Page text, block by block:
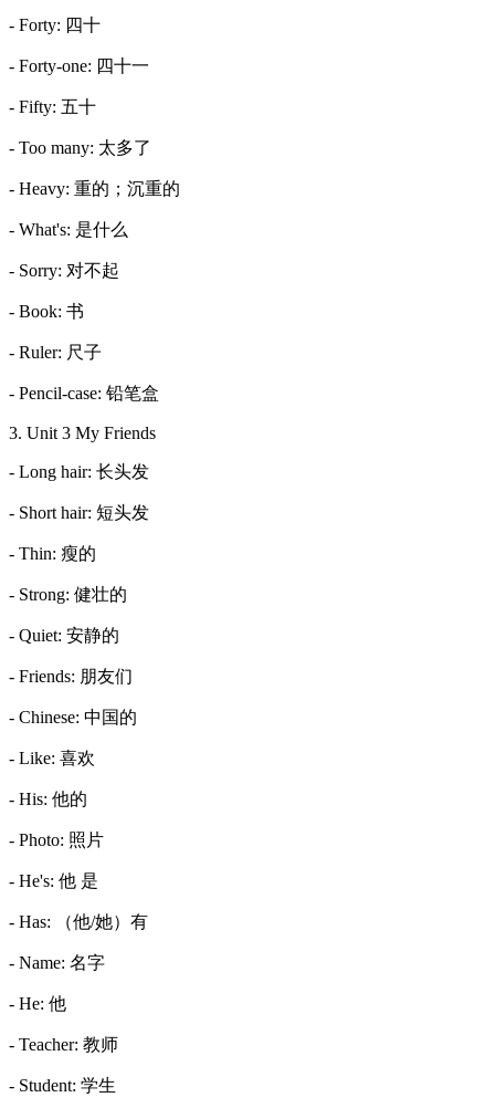
- Forty: 四十
- Forty-one: 四十一
- Fifty: 五十
- Too many: 太多了
- Heavy: 重的；沉重的
- What's: 是什么
- Sorry: 对不起
- Book: 书
- Ruler: 尺子
- Pencil-case: 铅笔盒
3. Unit 3 My Friends
- Long hair: 长头发
- Short hair: 短头发
- Thin: 瘦的
- Strong: 健壮的
- Quiet: 安静的
- Friends: 朋友们
- Chinese: 中国的
- Like: 喜欢
- His: 他的
- Photo: 照片
- He's: 他 是
- Has: （他/她）有
- Name: 名字
- He: 他
- Teacher: 教师
- Student: 学生